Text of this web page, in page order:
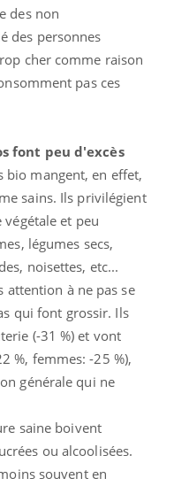
des non
des personnes
cher comme raison
pas ces
font peu d'excès
bio mangent, en effet,
sains. Ils privilégient
et peu
légumes secs,
noisettes, etc...
attention à ne pas se
qui font grossir. Ils
(-31 %) et vont
%, femmes: -25 %),
générale qui ne
saine boivent
ou alcoolisées.
souvent en